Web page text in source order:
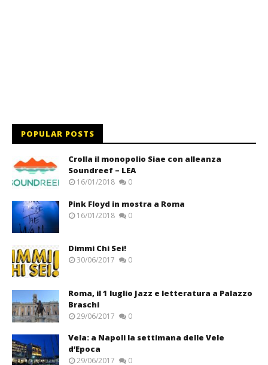
POPULAR POSTS
Crolla il monopolio Siae con alleanza
Soundreef – LEA
16/01/2018 0
Pink Floyd in mostra a Roma
16/01/2018 0
Dimmi Chi Sei!
30/06/2017 0
Roma, il 1 luglio Jazz e letteratura a Palazzo
Braschi
29/06/2017 0
Vela: a Napoli la settimana delle Vele
d’Epoca
29/06/2017 0